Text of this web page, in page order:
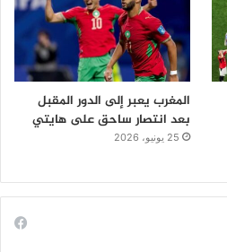
المغرب يعبر إلى الدور المقبل
بعد انتصار ساحق على هايتي
25 يونيو، 2026